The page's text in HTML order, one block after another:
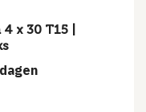
x 30 T15 |